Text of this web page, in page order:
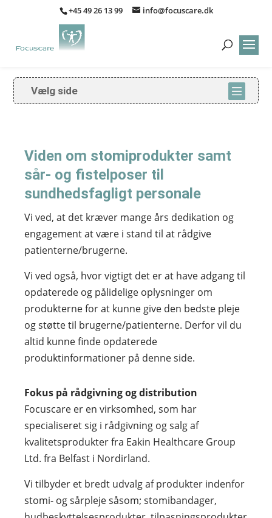
+45 49 26 13 99 info@focuscare.dk
Vælg side
Viden om stomiprodukter samt
sår- og fistelposer til
sundhedsfagligt personale
Vi ved, at det kræver mange års dedikation og
engagement at være i stand til at rådgive
patienterne/brugerne.
Vi ved også, hvor vigtigt det er at have adgang til
opdaterede og pålidelige oplysninger om
produkterne for at kunne give den bedste pleje
og støtte til brugerne/patienterne. Derfor vil du
altid kunne finde opdaterede
produktinformationer på denne side.
Fokus på rådgivning og distribution
Focuscare er en virksomhed, som har
specialiseret sig i rådgivning og salg af
kvalitetsprodukter fra Eakin Healthcare Group
Ltd. fra Belfast i Nordirland.
Vi tilbyder et bredt udvalg af produkter indenfor
stomi- og sårpleje såsom; stomibandager,